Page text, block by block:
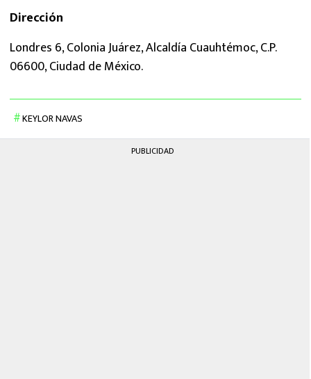
Dirección
Londres 6, Colonia Juárez, Alcaldía Cuauhtémoc, C.P.
06600, Ciudad de México.
KEYLOR NAVAS
PUBLICIDAD